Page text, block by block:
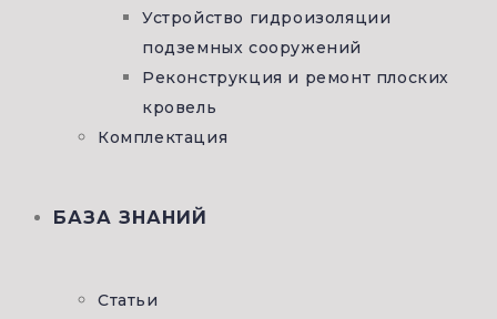
Устройство гидроизоляции
подземных сооружений
Реконструкция и ремонт плоских
кровель
Комплектация
БАЗА ЗНАНИЙ
Статьи